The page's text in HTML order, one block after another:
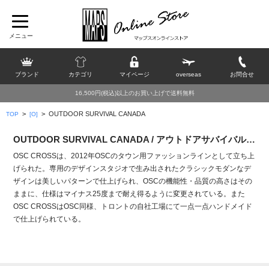
ブランド カテゴリ マイページ overseas お問合せ
16,500円(税込)以上のお買い上げで送料無料
TOP > [O] > OUTDOOR SURVIVAL CANADA
OUTDOOR SURVIVAL CANADA / アウトドアサバイバルカナダ
OSC CROSSは、2012年OSCのタウン用ファッションラインとして立ち上
げられた。専用のデザインスタジオで生み出されたクラシックモダンなデ
ザインは美しいパターンで仕上げられ、OSCの機能性・品質の高さはその
ままに、仕様はマイナス25度まで耐え得るように変更されている。また
OSC CROSSはOSC同様、トロントの自社工場にて一点一点ハンドメイド
で仕上げられている。